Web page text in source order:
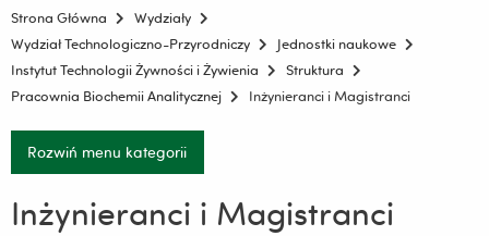
Strona Główna
Wydziały
Wydział Technologiczno-Przyrodniczy
Jednostki naukowe
Instytut Technologii Żywności i Żywienia
Struktura
Pracownia Biochemii Analitycznej
Inżynieranci i Magistranci
Rozwiń menu kategorii
Inżynieranci i Magistranci